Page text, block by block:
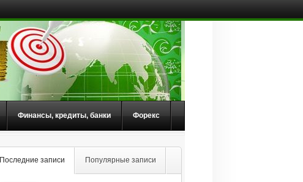
Финансы, кредиты, банки Форекс
Последние записи Популярные записи